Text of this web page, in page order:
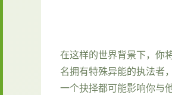
在这样的世界背景下，你
名拥有特殊异能的执法者
一个抉择都可能影响你与